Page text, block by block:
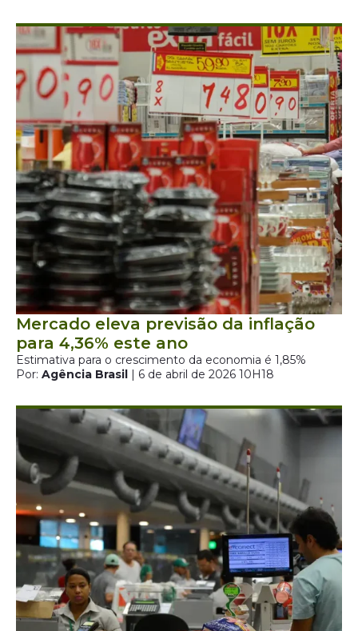
Mercado eleva previsão da inflação
para 4,36% este ano
Estimativa para o crescimento da economia é 1,85%
Por: Agência Brasil | 6 de abril de 2026 10H18